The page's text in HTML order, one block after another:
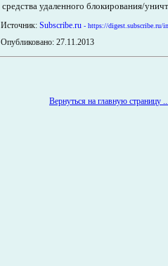
средства удаленного блокирования/
Источник: Subscribe.ru - https://digest.subscribe.ru/
Опубликовано: 27.11.2013
Вернуться на главную страницу ...